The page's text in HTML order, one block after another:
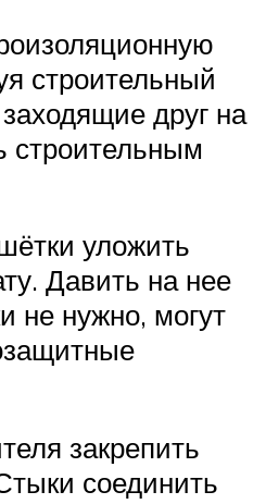
строительный
друг на
строительным
уложить
Давить на нее
не нужно, могут
закрепить
соединить